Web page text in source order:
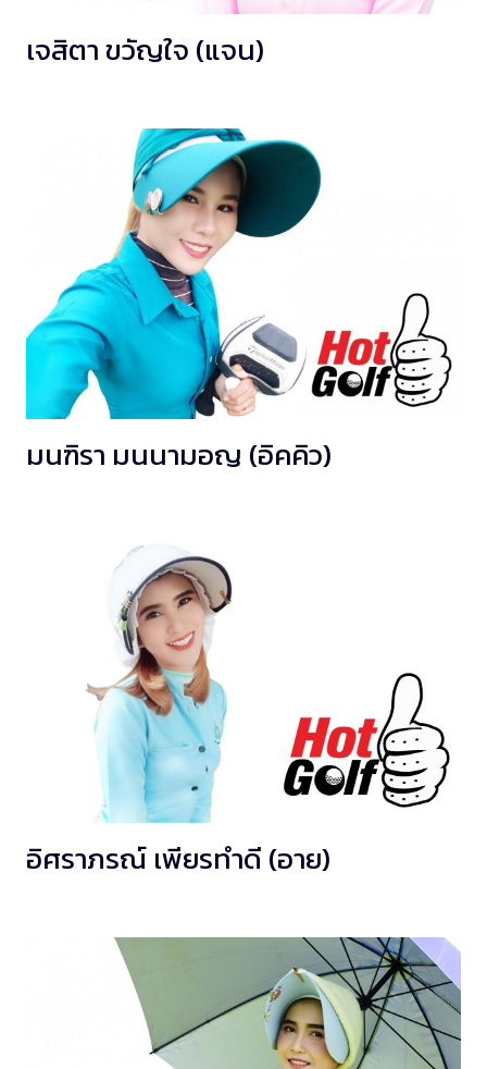
เจสิตา ขวัญใจ (แจน)
มนฑิรา มนนามอญ (อิคคิว)
อิศราภรณ์ เพียรทำดี (อาย)